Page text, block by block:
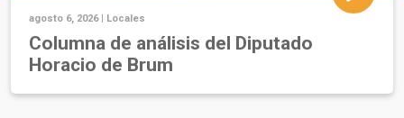
agosto 6, 2026 | Locales
Columna de análisis del Diputado
Horacio de Brum